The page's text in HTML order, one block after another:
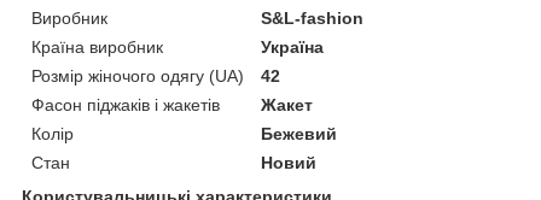
Виробник
S&L-fashion
Країна виробник
Україна
Розмір жіночого одягу (UA)
42
Фасон піджаків і жакетів
Жакет
Колір
Бежевий
Стан
Новий
Користувальницькі характеристики